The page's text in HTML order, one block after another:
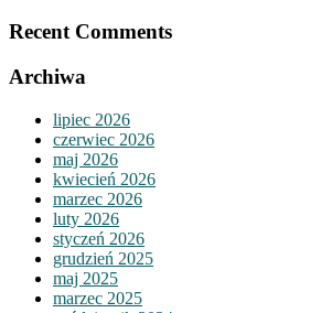
Recent Comments
Archiwa
lipiec 2026
czerwiec 2026
maj 2026
kwiecień 2026
marzec 2026
luty 2026
styczeń 2026
grudzień 2025
maj 2025
marzec 2025